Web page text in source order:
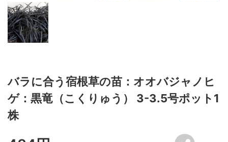
バラに合う宿根草の苗：オオバジャノヒ
ゲ：黒竜（こくりゅう） 3-3.5号ポット1
株